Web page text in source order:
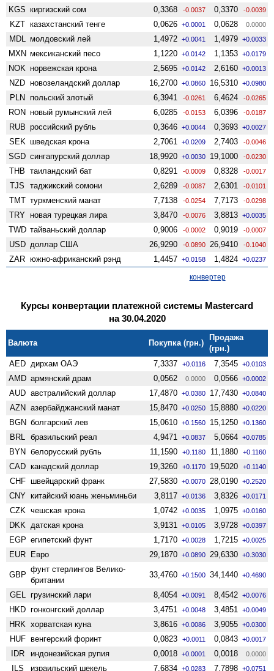
KGS киргизский сом 0,3368 -0.0037 0,3370 -0.0039
KZT казахстанский тенге 0,0626 +0.0001 0,0628 0.0000
MDL молдовский лей 1,4972 +0.0041 1,4979 +0.0033
MXN мексиканский песо 1,1220 +0.0142 1,1353 +0.0179
NOK норвежская крона 2,5695 +0.0142 2,6160 +0.0013
NZD ново­зеландский доллар 16,2700 +0.0860 16,5310 +0.0980
PLN польский злотый 6,3941 -0.0261 6,4624 -0.0265
RON новый румынский лей 6,0285 -0.0153 6,0396 -0.0187
RUB российский рубль 0,3646 +0.0044 0,3693 +0.0027
SEK шведская крона 2,7061 +0.0209 2,7403 -0.0046
SGD сингапурский доллар 18,9920 +0.0030 19,1000 -0.0230
THB таиландский бат 0,8291 -0.0009 0,8328 -0.0017
TJS таджикский сомони 2,6289 -0.0087 2,6301 -0.0101
TMT туркменский манат 7,7138 -0.0254 7,7173 -0.0298
TRY новая турецкая лира 3,8470 -0.0076 3,8813 +0.0035
TWD тайваньский доллар 0,9006 -0.0002 0,9019 -0.0007
USD доллар США 26,9290 -0.0890 26,9410 -0.1040
ZAR южно-африканский рэнд 1,4457 +0.0158 1,4824 +0.0237
конвертер
Курсы конвертации платежной системы Mastercard
на 30.04.2020
Валюта Покупка (грн.)
Продажа
(грн.)
AED дирхам ОАЭ 7,3337 +0.0116 7,3545 +0.0103
AMD армянский драм 0,0562 0.0000 0,0566 +0.0002
AUD австралийский доллар 17,4870 +0.0380 17,7430 +0.0840
AZN азербайджанский манат 15,8470 +0.0250 15,8880 +0.0220
BGN болгарский лев 15,0610 +0.1560 15,1250 +0.1360
BRL бразильский реал 4,9471 +0.0837 5,0664 +0.0785
BYN белорусский рубль 11,1590 +0.1180 11,1880 +0.1160
CAD канадский доллар 19,3260 +0.1170 19,5020 +0.1140
CHF швейцарский франк 27,5830 +0.0070 28,0190 +0.2520
CNY китайский юань женьминьби 3,8117 +0.0136 3,8326 +0.0171
CZK чешская крона 1,0742 +0.0035 1,0975 +0.0160
DKK датская крона 3,9131 +0.0105 3,9728 +0.0397
EGP египетский фунт 1,7170 +0.0028 1,7215 +0.0025
EUR Евро 29,1870 +0.0890 29,6330 +0.3030
GBP
фунт стерлингов Велико­
британии
33,4760 +0.1500 34,1440 +0.4690
GEL грузинский лари 8,4054 +0.0091 8,4542 +0.0076
HKD гонконгский доллар 3,4751 +0.0048 3,4851 +0.0049
HRK хорватская куна 3,8616 +0.0086 3,9055 +0.0300
HUF венгерский форинт 0,0823 +0.0011 0,0843 +0.0017
IDR индонезийская рупия 0,0018 +0.0001 0,0018 0.0000
ILS израильский шекель 7,6834 +0.0283 7,7898 +0.0751